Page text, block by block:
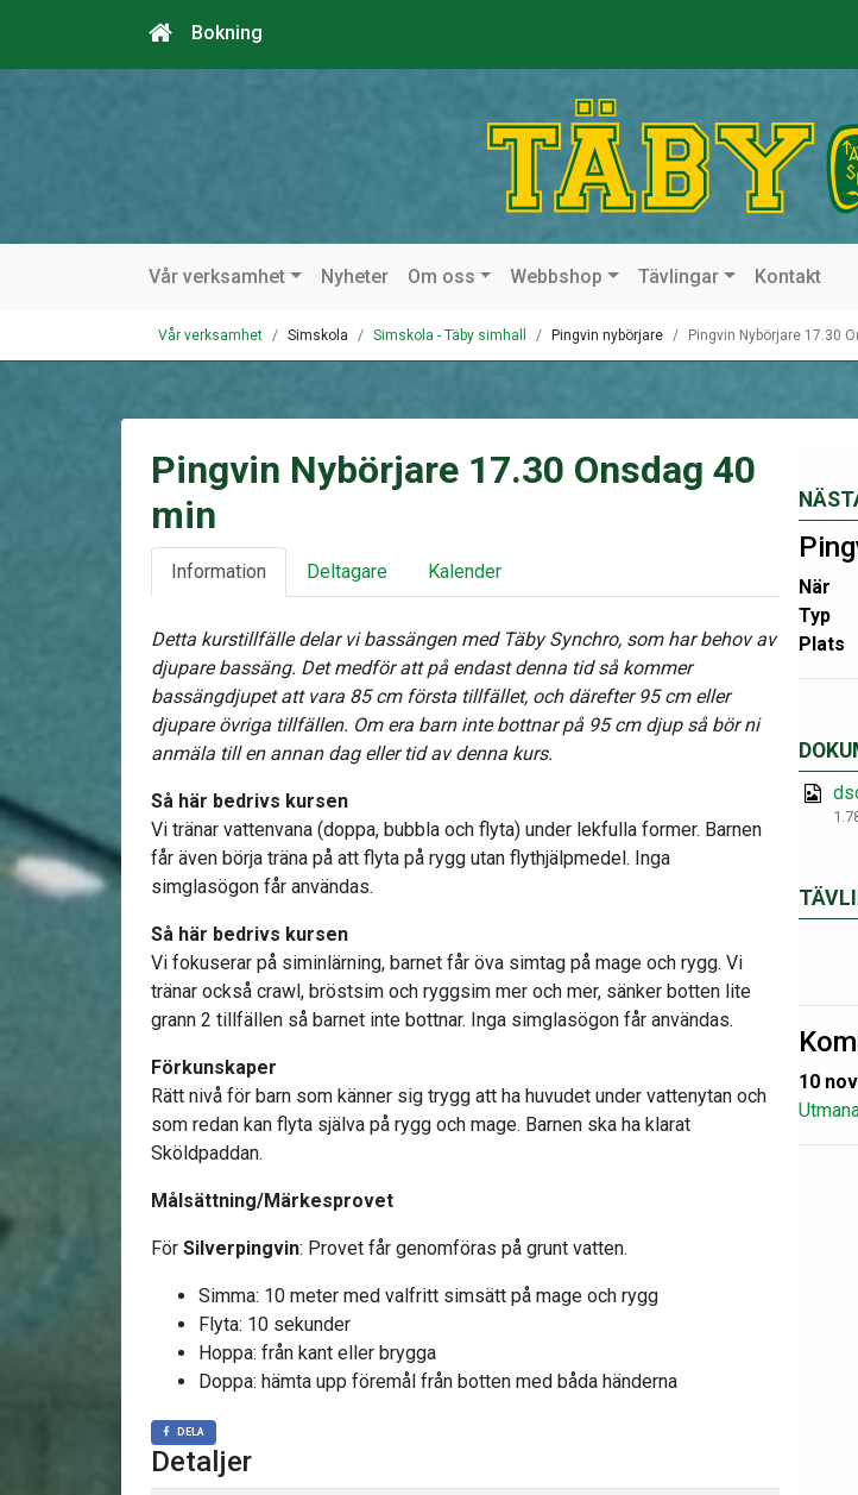
Bokning
Vår verksamhet Nyheter Om oss Webbshop Tävlingar Kontakt
Vår verksamhet Simskola Simskola - Täby simhall Pingvin nybörjare Pingvin Nybörjare 17.30
När
Typ
Plats
10
Pingvin Nybörjare 17.30 Onsdag 40
min
Information Deltagare Kalender
Detta kurstillfälle delar vi bassängen med Täby Synchro, som har behov av
djupare bassäng. Det medför att på endast denna tid så kommer
bassängdjupet att vara 85 cm första tillfället, och därefter 95 cm eller
djupare övriga tillfällen. Om era barn inte bottnar på 95 cm djup så bör ni
anmäla till en annan dag eller tid av denna kurs.
Så här bedrivs kursen
Vi tränar vattenvana (doppa, bubbla och flyta) under lekfulla former. Barnen
får även börja träna på att flyta på rygg utan flythjälpmedel. Inga
simglasögon får användas.
Så här bedrivs kursen
Vi fokuserar på siminlärning, barnet får öva simtag på mage och rygg. Vi
tränar också crawl, bröstsim och ryggsim mer och mer, sänker botten lite
grann 2 tillfällen så barnet inte bottnar. Inga simglasögon får användas.
Förkunskaper
Rätt nivå för barn som känner sig trygg att ha huvudet under vattenytan och
som redan kan flyta själva på rygg och mage. Barnen ska ha klarat
Sköldpaddan.
Målsättning/Märkesprovet
För Silverpingvin: Provet får genomföras på grunt vatten.
Simma: 10 meter med valfritt simsätt på mage och rygg
Flyta: 10 sekunder
Hoppa: från kant eller brygga
Doppa: hämta upp föremål från botten med båda händerna
DELA
Detaljer